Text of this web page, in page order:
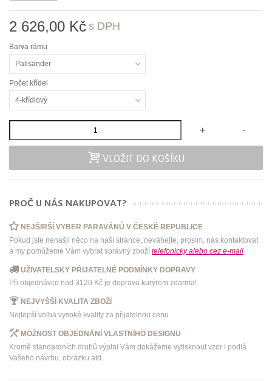
2 626,00 Kč s DPH
Barva rámu
Palisander
Počet křídel
4-křídlový
-
+
VLOŽIT DO KOŠÍKU
PROČ U NÁS NAKUPOVAT?
NEJŠIRŠÍ VYBER PARAVÁNŮ V ČESKÉ REPUBLICE
Pokud jste nenašli něco na naší stránce, neváhejte, prosím, nás kontaktovat
a my pomůžeme Vám vybrat správný zboží telefonicky alebo cez e-mail
UŽIVATELSKY PŘIJATELNÉ PODMÍNKY DOPRAVY
Při objednávce nad 3120 Kč je doprava kurýrem zdarma!
NEJVYŠŠÍ KVALITA ZBOŽÍ
Nejlepší volba vysoké kvality za přijatelnou cenu
MOŽNOST OBJEDNÁNÍ VLASTNÍHO DESIGNU
Kromě standardních druhů výplni Vám dokážeme vytisknout vzor i podlá
Vašeho návrhu, obrázku atd.